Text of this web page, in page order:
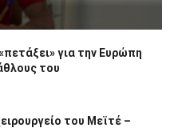
για την Ευρώπη
του
του Μεϊτέ –